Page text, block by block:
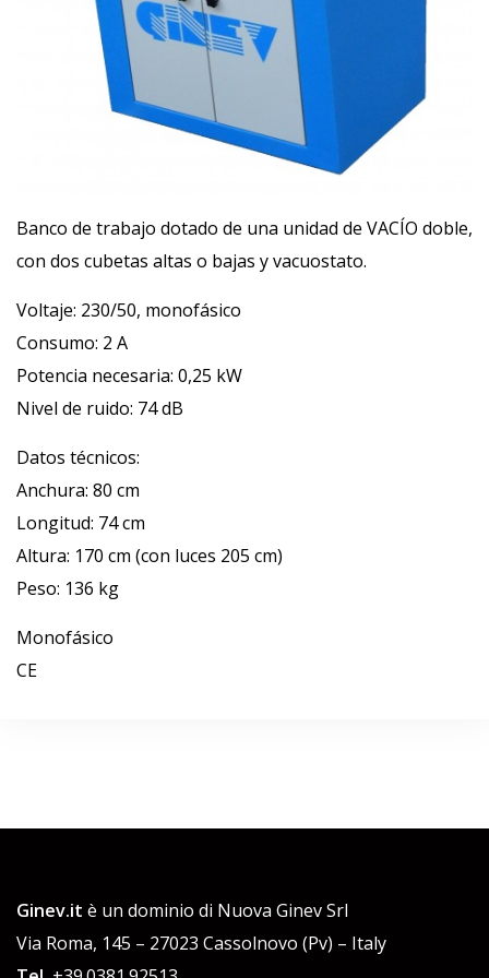
Banco de trabajo dotado de una unidad de VACÍO doble,
con dos cubetas altas o bajas y vacuostato.
Voltaje: 230/50, monofásico
Consumo: 2 A
Potencia necesaria: 0,25 kW
Nivel de ruido: 74 dB
Datos técnicos:
Anchura: 80 cm
Longitud: 74 cm
Altura: 170 cm (con luces 205 cm)
Peso: 136 kg
Monofásico
CE
Ginev.it è un dominio di Nuova Ginev Srl
Via Roma, 145 – 27023 Cassolnovo (Pv) – Italy